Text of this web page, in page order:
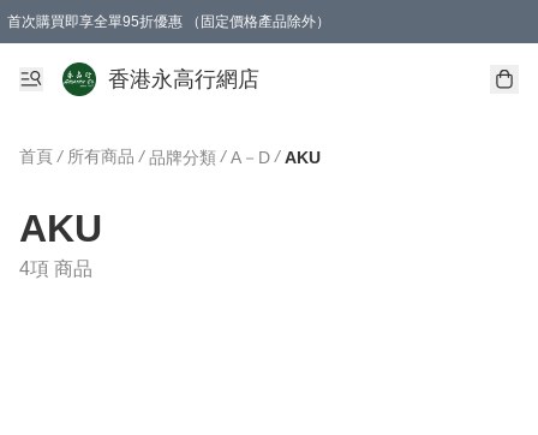
首次購買即享全單95折優惠 （固定價格產品除外）
澳門地區購物滿$800免運費
香港地區購物滿$600免運費
購買滿HK$1000即可免費獲得一個GEARLEX Small Ear Carabiner 2.0 扣環（贈品
香港永高行網店
首頁 / 所有商品 / 品牌分類 / A－D / AKU
AKU
4項 商品